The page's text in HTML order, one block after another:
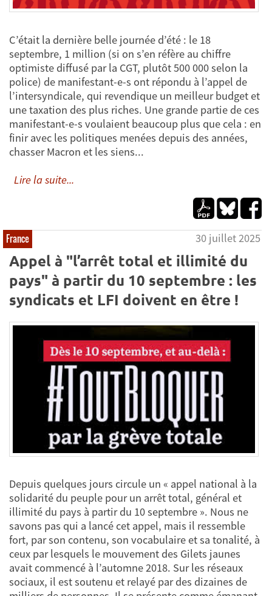
C’était la dernière belle journée d’été : le 18
septembre, 1 million (si on s’en réfère au chiffre
optimiste diffusé par la CGT, plutôt 500 000 selon la
police) de manifestant-e-s ont répondu à l’appel de
l’intersyndicale, qui revendique un meilleur budget et
une taxation des plus riches. Une grande partie de ces
manifestant-e-s voulaient beaucoup plus que cela : en
finir avec les politiques menées depuis des années,
chasser Macron et les siens...
Lire la suite...
France 30 juillet 2025
Appel à "l’arrêt total et illimité du
pays" à partir du 10 septembre : les
syndicats et LFI doivent en être !
Depuis quelques jours circule un « appel national à la
solidarité du peuple pour un arrêt total, général et
illimité du pays à partir du 10 septembre ». Nous ne
savons pas qui a lancé cet appel, mais il ressemble
fort, par son contenu, son vocabulaire et sa tonalité, à
ceux par lesquels le mouvement des Gilets jaunes
avait commencé à l’automne 2018. Sur les réseaux
sociaux, il est soutenu et relayé par des dizaines de